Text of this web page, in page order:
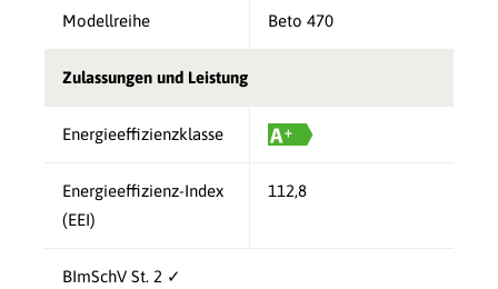
Modellreihe Beto 470
Zulassungen und Leistung
Energieeffizienzklasse
Energieeffizienz-Index
(EEI)
112,8
BImSchV St. 2 ✓